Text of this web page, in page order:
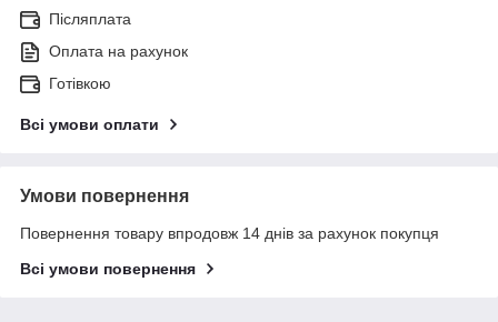
Післяплата
Оплата на рахунок
Готівкою
Всі умови оплати
Умови повернення
Повернення товару впродовж 14 днів за рахунок покупця
Всі умови повернення